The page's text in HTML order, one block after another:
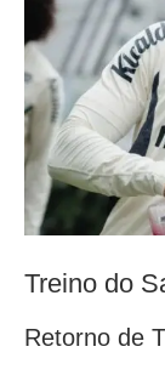
Treino do
Retorno de